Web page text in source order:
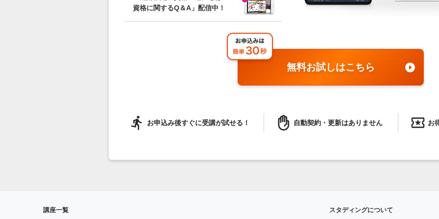
資格に関するQ＆A」配信中！
無料お試しはこちら
お申込み後すぐに受講が試せる！ 自動契約・更新はありません お
講座一覧 スタディングについて